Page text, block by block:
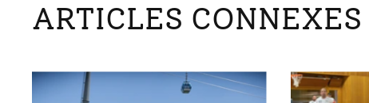
ARTICLES CONNEXES